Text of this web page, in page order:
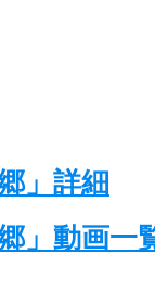
」詳細
」動画一